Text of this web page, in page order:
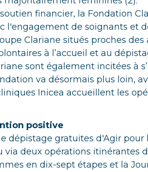
financier, la Fondation
l'engagement de soignants et
Clariane situés proches des
à l’accueil et au
sont également incitées à
va désormais plus loin,
Inicea accueillent les
positive
dépistage gratuites d'Agir
deux opérations itinérantes
en dix-sept étapes et la